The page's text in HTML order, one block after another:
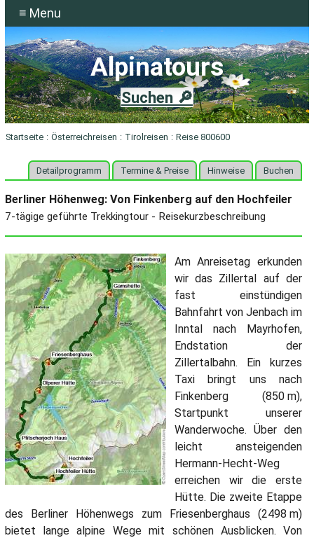
≡ Menu
Suchen 🔎
Alpinatours
Startseite : Österreichreisen : Tirolreisen : Reise 800600
Detailprogramm Termine & Preise Hinweise Buchen
Berliner Höhenweg: Von Finkenberg auf den Hochfeiler
7-tägige geführte Trekkingtour - Reisekurzbeschreibung
Am Anreisetag erkunden
wir das Zillertal auf der
fast einstündigen
Bahnfahrt von Jenbach im
Inntal nach Mayrhofen,
Endstation der
Zillertalbahn. Ein kurzes
Taxi bringt uns nach
Finkenberg (850 m),
Startpunkt unserer
Wanderwoche. Über den
leicht ansteigenden
Hermann-Hecht-Weg
erreichen wir die erste
Hütte. Die zweite Etappe
des Berliner Höhenwegs zum Friesenberghaus (2498 m)
bietet lange alpine Wege mit schönen Ausblicken. Von